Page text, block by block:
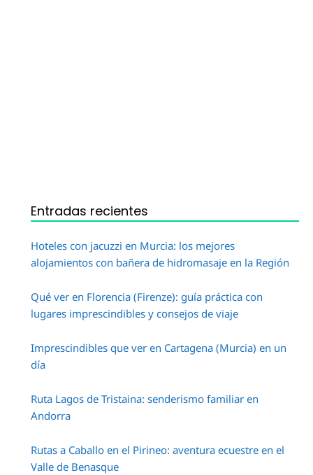
Entradas recientes
Hoteles con jacuzzi en Murcia: los mejores
alojamientos con bañera de hidromasaje en la Región
Qué ver en Florencia (Firenze): guía práctica con
lugares imprescindibles y consejos de viaje
Imprescindibles que ver en Cartagena (Murcia) en un
día
Ruta Lagos de Tristaina: senderismo familiar en
Andorra
Rutas a Caballo en el Pirineo: aventura ecuestre en el
Valle de Benasque